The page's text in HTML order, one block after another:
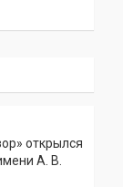
открылся
А. В.